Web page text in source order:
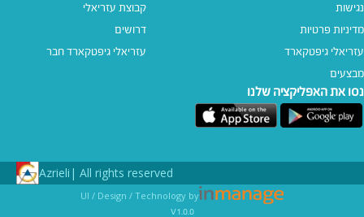
נגישות
מדיניות פרטיות
עזריאלי גיפטקארד
מבצעים
קבוצת עזריאלי
דרושים
עזריאלי גיפטקארד חבר‎
נסו את האפליקציה שלנו
All rights reserved |
Azrieli
UI / Design / Technology by
v1.0.0